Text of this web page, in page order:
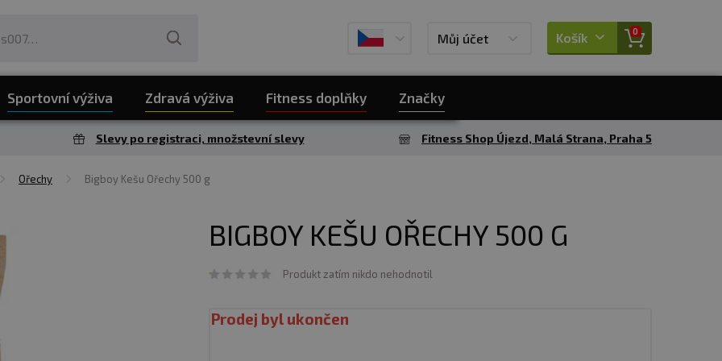
Můj účet Košík 0
Sportovní výživa Zdravá výživa Fitness doplňky Značky
Slevy po registraci, množstevní slevy Fitness Shop Újezd, Malá Strana, Praha 5
Ořechy Bigboy Kešu Ořechy 500 g
BIGBOY KEŠU OŘECHY 500 G
Produkt zatím nikdo nehodnotil
Prodej byl ukončen